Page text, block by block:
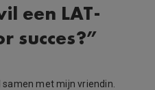
een LAT-
succes?”
met mijn vriendin.